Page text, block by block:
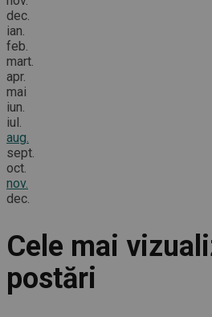
dec.
ian.
feb.
mart.
apr.
mai
iun.
iul.
aug.
sept.
oct.
nov.
dec.
Cele mai
postări